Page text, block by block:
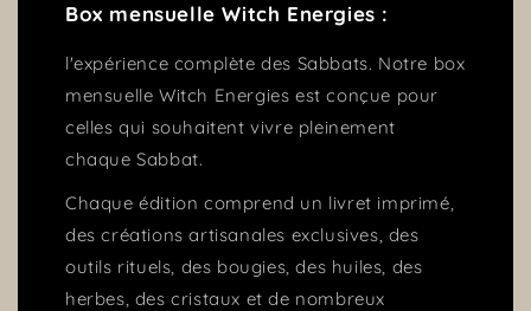
Box mensuelle Witch Energies :
l'expérience complète des Sabbats. Notre box
mensuelle Witch Energies est conçue pour
celles qui souhaitent vivre pleinement
chaque Sabbat.
Chaque édition comprend un livret imprimé,
des créations artisanales exclusives, des
outils rituels, des bougies, des huiles, des
herbes, des cristaux et de nombreux